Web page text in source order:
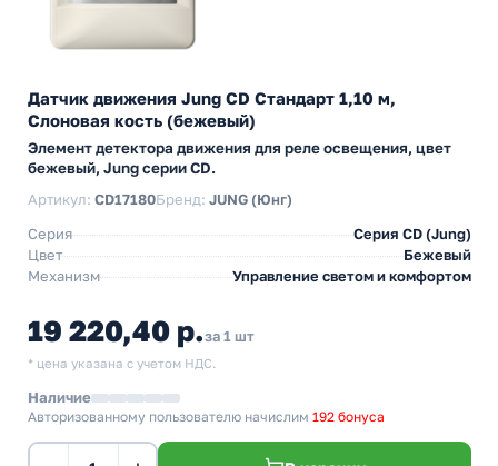
Датчик движения Jung CD Стандарт 1,10 м,
Слоновая кость (бежевый)
Элемент детектора движения для реле освещения, цвет
бежевый, Jung серии CD.
Артикул: CD17180Бренд: JUNG (Юнг)
Серия
Серия CD (Jung)
Цвет
Бежевый
Механизм
Управление светом и комфортом
19 220,40 р.за 1 шт
* цена указана с учетом НДС.
Наличие
Авторизованному пользователю начислим 192 бонуса